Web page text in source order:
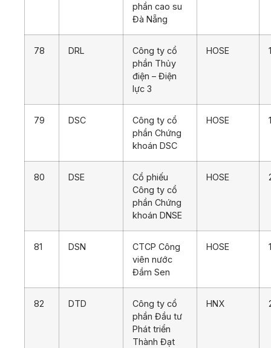
phần cao su
Đà Nẵng
78 DRL
Công ty cổ
phần Thủy
điện – Điện
lực 3
HOSE
79 DSC
Công ty cổ
phần Chứng
khoán DSC
HOSE
80 DSE
Cổ phiếu
Công ty cổ
phần Chứng
khoán DNSE
HOSE
81 DSN
CTCP Công
viên nước
Đầm Sen
HOSE
82 DTD
Công ty cổ
phần Đầu tư
Phát triển
Thành Đạt
HNX